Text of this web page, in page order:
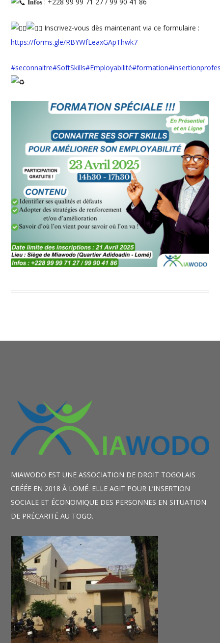
Inscrivez-vous dès maintenant via ce formulaire :
https://forms.gle/RBYWfLeaxGApThwk7
#seconnaitre#SoftSkills#Employabilité#formation
MIAWODO EST UNE ASSOCIATION DE DROIT TOGOLAIS
CRÉÉE EN 2018 À LOMÉ. ELLE AGIT POUR L’INSERTION
SOCIALE ET ÉCONOMIQUE DES PERSONNES EN SITUATION
DE PRÉCARITÉ AU TOGO.